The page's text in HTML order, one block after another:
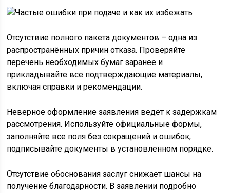
Отсутствие полного пакета документов – одна из
распространённых причин отказа. Проверяйте
перечень необходимых бумаг заранее и
прикладывайте все подтверждающие материалы,
включая справки и рекомендации.
Неверное оформление заявления ведёт к задержкам
рассмотрения. Используйте официальные формы,
заполняйте все поля без сокращений и ошибок,
подписывайте документы в установленном порядке.
Отсутствие обоснования заслуг снижает шансы на
получение благодарности. В заявлении подробно